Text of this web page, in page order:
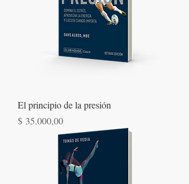
El principio de la presión
Precio
$ 35.000,00